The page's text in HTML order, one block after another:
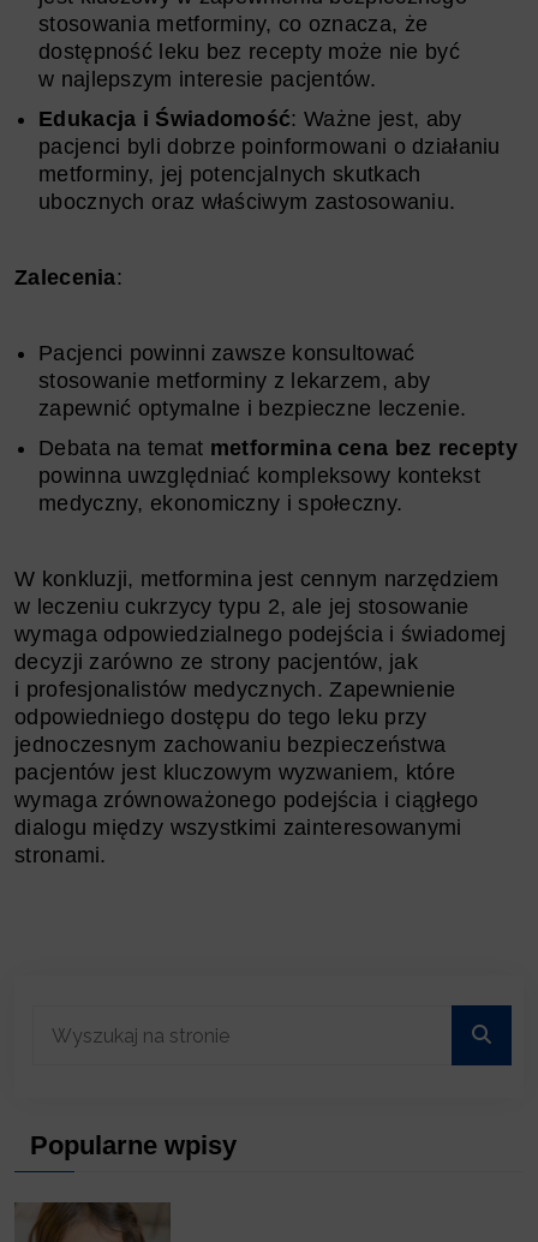
stosowania metforminy, co oznacza, że
dostępność leku bez recepty może nie być
w najlepszym interesie pacjentów.
Edukacja i Świadomość: Ważne jest, aby
pacjenci byli dobrze poinformowani o działaniu
metforminy, jej potencjalnych skutkach
ubocznych oraz właściwym zastosowaniu.
Zalecenia:
Pacjenci powinni zawsze konsultować
stosowanie metforminy z lekarzem, aby
zapewnić optymalne i bezpieczne leczenie.
Debata na temat metformina cena bez recepty
powinna uwzględniać kompleksowy kontekst
medyczny, ekonomiczny i społeczny.
W konkluzji, metformina jest cennym narzędziem
w leczeniu cukrzycy typu 2, ale jej stosowanie
wymaga odpowiedzialnego podejścia i świadomej
decyzji zarówno ze strony pacjentów, jak
i profesjonalistów medycznych. Zapewnienie
odpowiedniego dostępu do tego leku przy
jednoczesnym zachowaniu bezpieczeństwa
pacjentów jest kluczowym wyzwaniem, które
wymaga zrównoważonego podejścia i ciągłego
dialogu między wszystkimi zainteresowanymi
stronami.
Popularne wpisy